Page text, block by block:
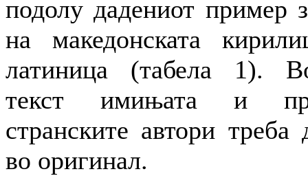
подолу дадениот пример
на македонската
латиница (табела 1).
текст имињата и
странските автори
во оригинал.